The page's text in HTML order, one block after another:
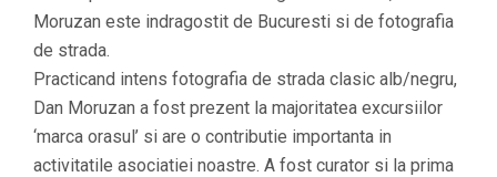
Moruzan este indragostit de Bucuresti si de fotografia
de strada.
Practicand intens fotografia de strada clasic alb/negru,
Dan Moruzan a fost prezent la majoritatea excursiilor
‘marca orasul’ si are o contributie importanta in
activitatile asociatiei noastre. A fost curator si la prima